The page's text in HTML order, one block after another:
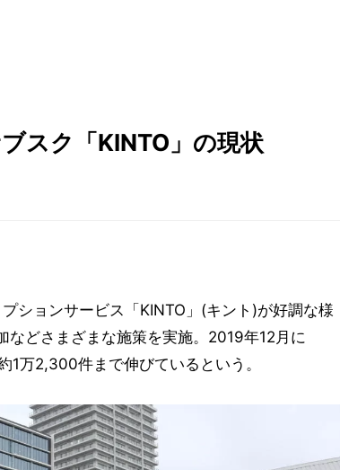
スク「KINTO」の現状
ションサービス「KINTO」(キント)が好調な様
どさまざまな施策を実施。2019年12月に
1万2,300件まで伸びているという。